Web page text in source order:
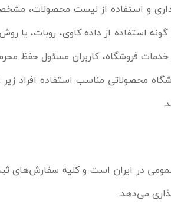
و استفاده از لیست
استفاده از داده کاوی، روبات، یا
فروشگاه، کاربران مسئول حفظ
در ایران است و کلیه